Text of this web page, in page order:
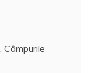
Câmpurile